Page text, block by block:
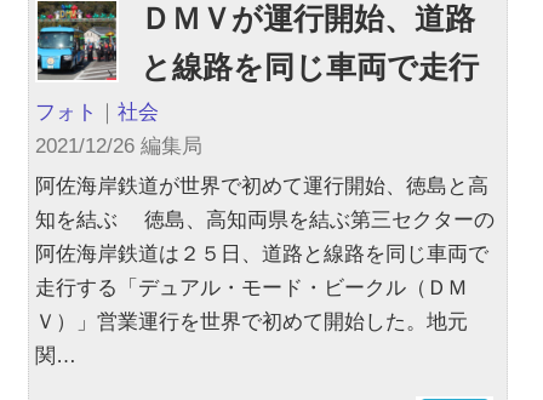
ＤＭＶが運行開始、道路
と線路を同じ車両で走行
フォト ｜社会
2021/12/26 編集局
阿佐海岸鉄道が世界で初めて運行開始、徳島と高
知を結ぶ 徳島、高知両県を結ぶ第三セクターの
阿佐海岸鉄道は２５日、道路と線路を同じ車両で
走行する「デュアル・モード・ビークル（ＤＭ
Ｖ）」営業運行を世界で初めて開始した。地元
関…